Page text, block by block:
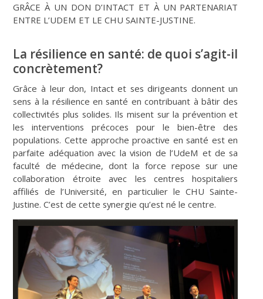
GRÂCE À UN DON D’INTACT ET À UN PARTENARIAT
ENTRE L’UDEM ET LE CHU SAINTE-JUSTINE.
La résilience en santé: de quoi s’agit-il
concrètement?
Grâce à leur don, Intact et ses dirigeants donnent un
sens à la résilience en santé en contribuant à bâtir des
collectivités plus solides. Ils misent sur la prévention et
les interventions précoces pour le bien-être des
populations. Cette approche proactive en santé est en
parfaite adéquation avec la vision de l’UdeM et de sa
faculté de médecine, dont la force repose sur une
collaboration étroite avec les centres hospitaliers
affiliés de l’Université, en particulier le CHU Sainte-
Justine. C’est de cette synergie qu’est né le centre.